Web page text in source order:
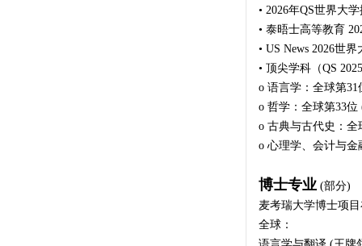
• 2026年QS世界大
• 泰晤士高等教育
• US News 2026世
• 顶尖学科（QS
o 语言学：全球第
o 哲学：全球第33位
o 古典与古代史：全
o 心理学、会计与金
博士专业 (部分)
麦考瑞大学博士项
全球：